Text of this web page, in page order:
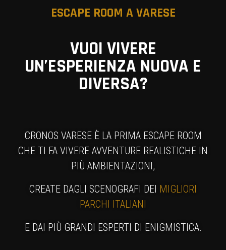
ESCAPE ROOM A VARESE
VUOI VIVERE
UN’ESPERIENZA NUOVA E
DIVERSA?
CRONOS VARESE È LA PRIMA ESCAPE ROOM
CHE TI FA VIVERE AVVENTURE REALISTICHE IN
PIÙ AMBIENTAZIONI,
CREATE DAGLI SCENOGRAFI DEI MIGLIORI
PARCHI ITALIANI
E DAI PIÙ GRANDI ESPERTI DI ENIGMISTICA.